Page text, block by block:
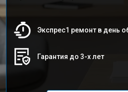
Экспрес1 ремонт в день
Гарантия до 3-х лет